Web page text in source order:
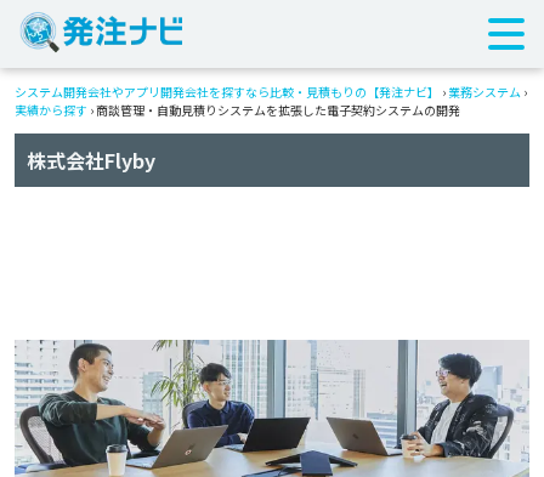
システム開発会社やアプリ開発会社を探すなら比較・見積もりの【発注ナビ】 › 業務システム ›
実績から探す ›商談管理・自動見積りシステムを拡張した電子契約システムの開発
株式会社Flyby